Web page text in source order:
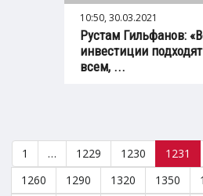
10:50, 30.03.2021
Рустам Гильфанов:
инвестиции
всем, ...
1 … 1229 1230 1231
1260
1290 1320 1350